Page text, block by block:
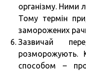
організму. Ними
Тому термін
заморожених
Зазвичай
розморожують.
способом –